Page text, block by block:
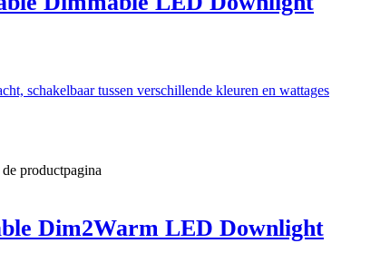
schakelbaar tussen verschillende kleuren en wattages
productpagina
Dim2Warm LED Downlight